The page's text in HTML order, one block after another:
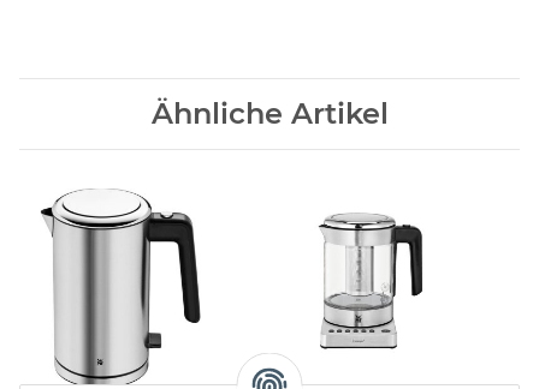
Ähnliche Artikel